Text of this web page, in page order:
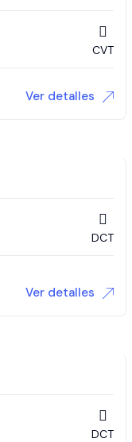
CVT
Ver detalles
DCT
Ver detalles
DCT